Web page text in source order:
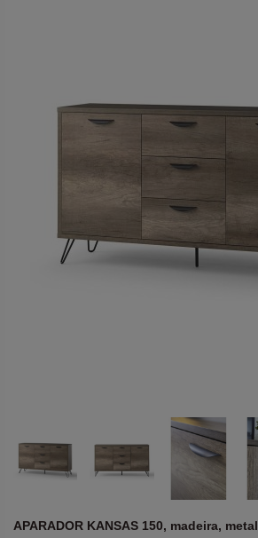
APARADOR KANSAS 150, madeira, metal